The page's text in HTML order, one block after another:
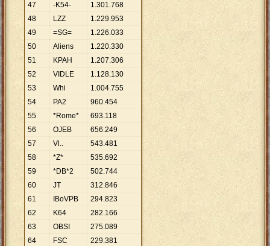
47
-K54- 1.301.768
48
LZZ 1.229.953
49
=SG= 1.226.033
50
Aliens 1.220.330
51
KPAH 1.207.306
52
VIDLE 1.128.130
53
Whi 1.004.755
54
PA2 960.454
55
*Rome* 693.118
56
OJEB 656.249
57
Vl.. 543.481
58
*Z* 535.692
59
*DB*2 502.744
60
JT 312.846
61
IBoVPB 294.823
62
K64 282.166
63
OBSI 275.089
64
FSC 229.381